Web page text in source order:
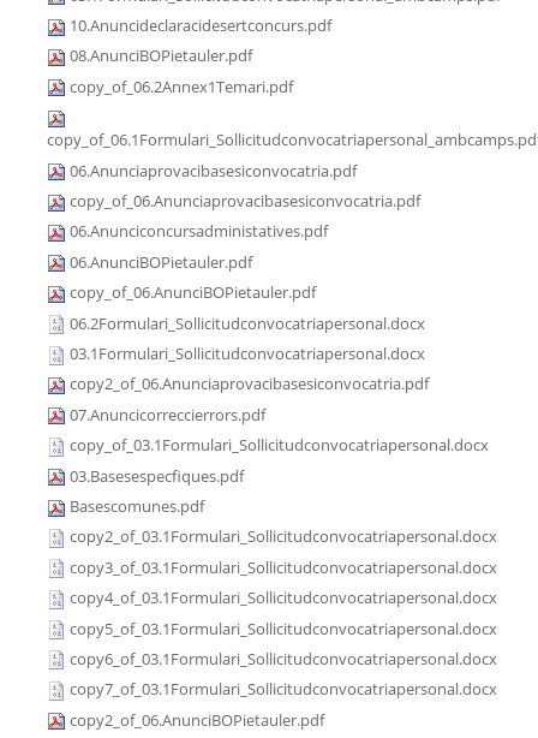
10.Anuncideclaracidesertconcurs.pdf
08.AnunciBOPietauler.pdf
copy_of_06.2Annex1Temari.pdf
06.Anunciaprovacibasesiconvocatria.pdf
copy_of_06.Anunciaprovacibasesiconvocatria.pdf
06.Anunciconcursadministatives.pdf
06.AnunciBOPietauler.pdf
copy_of_06.AnunciBOPietauler.pdf
06.2Formulari_Sollicitudconvocatriapersonal.docx
03.1Formulari_Sollicitudconvocatriapersonal.docx
copy2_of_06.Anunciaprovacibasesiconvocatria.pdf
07.Anuncicorreccierrors.pdf
copy_of_03.1Formulari_Sollicitudconvocatriapersonal.docx
03.Basesespecfiques.pdf
Basescomunes.pdf
copy2_of_03.1Formulari_Sollicitudconvocatriapersonal.docx
copy3_of_03.1Formulari_Sollicitudconvocatriapersonal.docx
copy4_of_03.1Formulari_Sollicitudconvocatriapersonal.docx
copy5_of_03.1Formulari_Sollicitudconvocatriapersonal.docx
copy6_of_03.1Formulari_Sollicitudconvocatriapersonal.docx
copy7_of_03.1Formulari_Sollicitudconvocatriapersonal.docx
copy2_of_06.AnunciBOPietauler.pdf